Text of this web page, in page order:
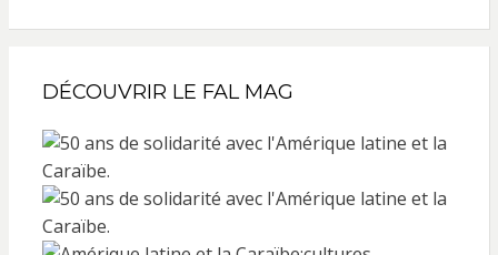
DÉCOUVRIR LE FAL MAG